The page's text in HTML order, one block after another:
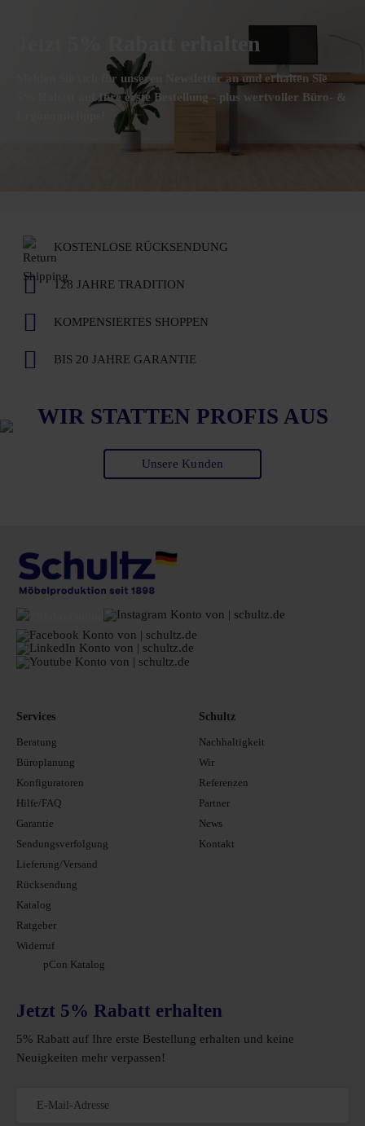
Jetzt 5% Rabatt erhalten
Melden Sie sich für unseren Newsletter an und erhalten Sie
5% Rabatt auf Ihre erste Bestellung - plus wertvoller Büro- &
KOSTENLOSE RÜCKSENDUNG
128 JAHRE TRADITION
KOMPENSIERTES SHOPPEN
BIS 20 JAHRE GARANTIE
WIR STATTEN PROFIS AUS
Unsere Kunden
Services
Beratung
Büroplanung
Konfiguratoren
Hilfe/FAQ
Garantie
Sendungsverfolgung
Lieferung/Versand
Rücksendung
Katalog
Ratgeber
Widerruf
pCon Katalog
Schultz
Nachhaltigkeit
Wir
Referenzen
Partner
News
Kontakt
Jetzt 5% Rabatt erhalten
5% Rabatt auf Ihre erste Bestellung erhalten und keine
Neuigkeiten mehr verpassen!